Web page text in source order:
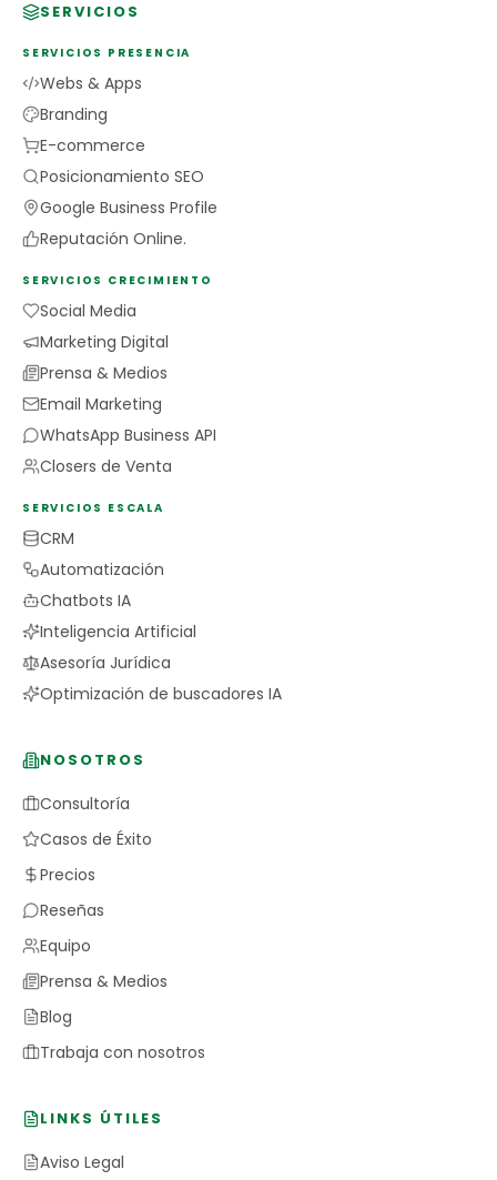
SERVICIOS
SERVICIOS PRESENCIA
Webs & Apps
Branding
E-commerce
Posicionamiento SEO
Google Business Profile
Reputación Online.
SERVICIOS CRECIMIENTO
Social Media
Marketing Digital
Prensa & Medios
Email Marketing
WhatsApp Business API
Closers de Venta
SERVICIOS ESCALA
CRM
Automatización
Chatbots IA
Inteligencia Artificial
Asesoría Jurídica
Optimización de buscadores IA
NOSOTROS
Consultoría
Casos de Éxito
Precios
Reseñas
Equipo
Prensa & Medios
Blog
Trabaja con nosotros
LINKS ÚTILES
Aviso Legal